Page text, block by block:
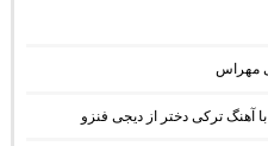
آهنگ ترکی دختر از دیجی فنزو